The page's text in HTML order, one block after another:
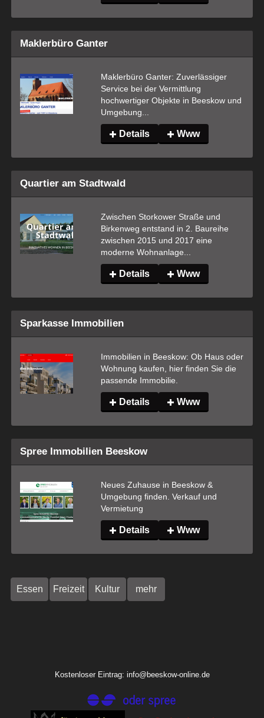
Maklerbüro Ganter
Maklerbüro Ganter: Zuverlässiger
Service bei der Vermittlung
hochwertiger Objekte in Beeskow und
Umgebung...
Details Www
Quartier am Stadtwald
Zwischen Storkower Straße und
Birkenweg entstand in 2. Baureihe
zwischen 2015 und 2017 eine
moderne Wohnanlage...
Details Www
Sparkasse Immobilien
Immobilien in Beeskow: Ob Haus oder
Wohnung kaufen, hier finden Sie die
passende Immobilie.
Details Www
Spree Immobilien Beeskow
Neues Zuhause in Beeskow &
Umgebung finden. Verkauf und
Vermietung
Details Www
Essen Freizeit Kultur mehr
Kostenloser Eintrag: info@beeskow-online.de